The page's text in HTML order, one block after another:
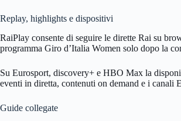
Replay, highlights e dispositivi
RaiPlay consente di seguire le dirette Rai su
programma Giro d’Italia Women solo dopo la
Su Eurosport, discovery+ e HBO Max la
eventi in diretta, contenuti on demand e i canali
Guide collegate